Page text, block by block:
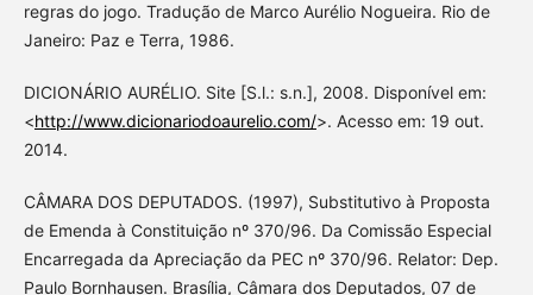
regras do jogo. Tradução de Marco Aurélio Nogueira. Rio de
Janeiro: Paz e Terra, 1986.
DICIONÁRIO AURÉLIO. Site [S.l.: s.n.], 2008. Disponível em:
<http://www.dicionariodoaurelio.com/>. Acesso em: 19 out.
2014.
CÂMARA DOS DEPUTADOS. (1997), Substitutivo à Proposta
de Emenda à Constituição nº 370/96. Da Comissão Especial
Encarregada da Apreciação da PEC nº 370/96. Relator: Dep.
Paulo Bornhausen. Brasília, Câmara dos Deputados, 07 de